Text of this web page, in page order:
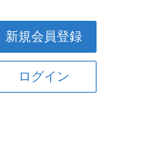
新規会員登録
ログイン